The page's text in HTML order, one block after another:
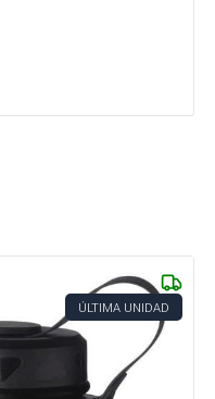
ÚLTIMA UNIDAD